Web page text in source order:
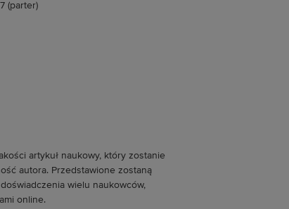
(parter)
artykuł naukowy, który zostanie
autora. Przedstawione zostaną
wielu naukowców,
online.